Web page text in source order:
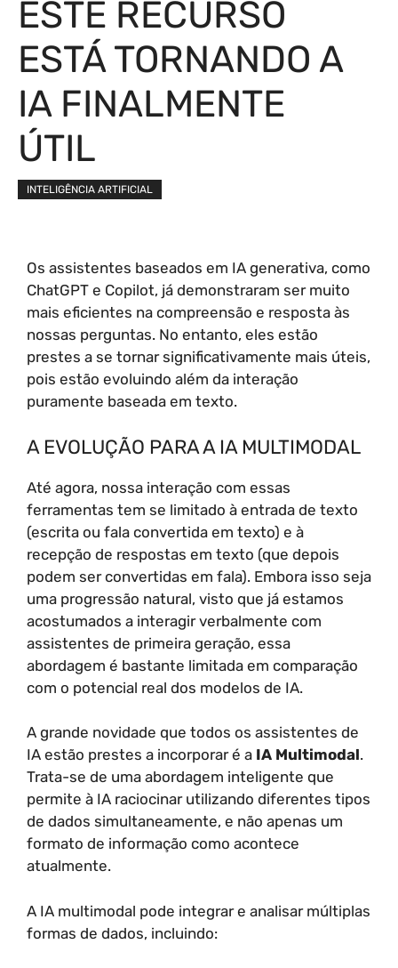
ESTE RECURSO
ESTÁ TORNANDO A
IA FINALMENTE
ÚTIL
INTELIGÊNCIA ARTIFICIAL
Os assistentes baseados em IA generativa, como
ChatGPT e Copilot, já demonstraram ser muito
mais eficientes na compreensão e resposta às
nossas perguntas. No entanto, eles estão
prestes a se tornar significativamente mais úteis,
pois estão evoluindo além da interação
puramente baseada em texto.
A EVOLUÇÃO PARA A IA MULTIMODAL
Até agora, nossa interação com essas
ferramentas tem se limitado à entrada de texto
(escrita ou fala convertida em texto) e à
recepção de respostas em texto (que depois
podem ser convertidas em fala). Embora isso seja
uma progressão natural, visto que já estamos
acostumados a interagir verbalmente com
assistentes de primeira geração, essa
abordagem é bastante limitada em comparação
com o potencial real dos modelos de IA.
A grande novidade que todos os assistentes de
IA estão prestes a incorporar é a IA Multimodal.
Trata-se de uma abordagem inteligente que
permite à IA raciocinar utilizando diferentes tipos
de dados simultaneamente, e não apenas um
formato de informação como acontece
atualmente.
A IA multimodal pode integrar e analisar múltiplas
formas de dados, incluindo: